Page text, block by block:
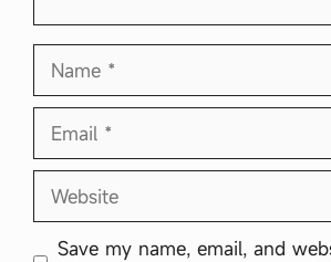
Name
Email
Website
Save my name, email, and